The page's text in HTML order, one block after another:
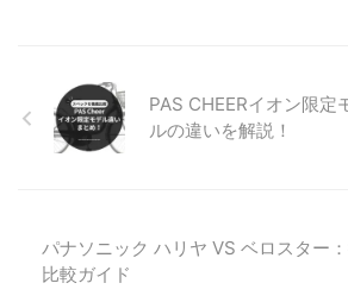
PAS CHEERイオン限定
ルの違いを解説！
パナソニック ハリヤ VS ベロスター
比較ガイド